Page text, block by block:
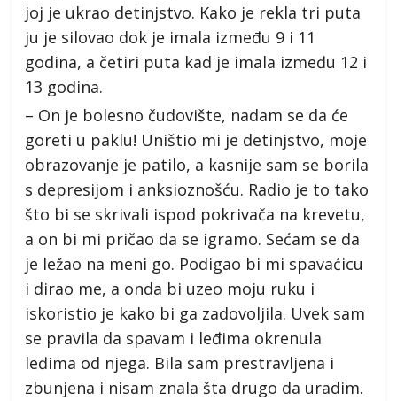
joj je ukrao detinjstvo. Kako je rekla tri puta
ju je silovao dok je imala između 9 i 11
godina, a četiri puta kad je imala između 12 i
13 godina.
– On je bolesno čudovište, nadam se da će
goreti u paklu! Uništio mi je detinjstvo, moje
obrazovanje je patilo, a kasnije sam se borila
s depresijom i anksioznošću. Radio je to tako
što bi se skrivali ispod pokrivača na krevetu,
a on bi mi pričao da se igramo. Sećam se da
je ležao na meni go. Podigao bi mi spavaćicu
i dirao me, a onda bi uzeo moju ruku i
iskoristio je kako bi ga zadovoljila. Uvek sam
se pravila da spavam i leđima okrenula
leđima od njega. Bila sam prestravljena i
zbunjena i nisam znala šta drugo da uradim.